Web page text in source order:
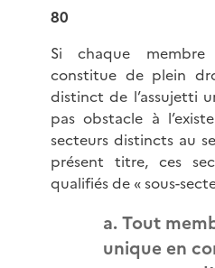
80
Si chaque
constitue de plein
distinct de l’assujetti
pas obstacle à
secteurs distincts au
présent titre, ces
qualifiés de « sous-
a. Tout
unique en